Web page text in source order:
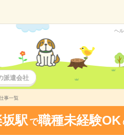
ヘ
派遣会社
事一覧
駅 で職種未経験OK